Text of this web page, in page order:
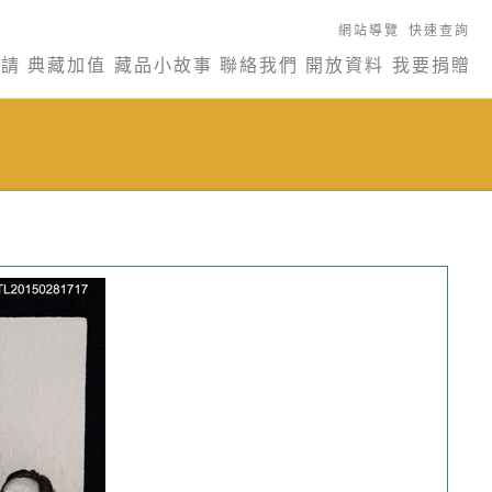
網站導覽 快速查詢
典藏加值 藏品小故事 聯絡我們 開放資料 我要捐贈